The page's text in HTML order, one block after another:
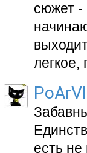
сюжет -
PoArVl
есть